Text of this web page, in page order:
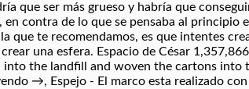
que ser más grueso y habría que
contra de lo que se pensaba al principio
que te recomendamos, es que intentes
una esfera. Espacio de César
into the landfill and woven the cartons
→, Espejo - El marco esta realizado